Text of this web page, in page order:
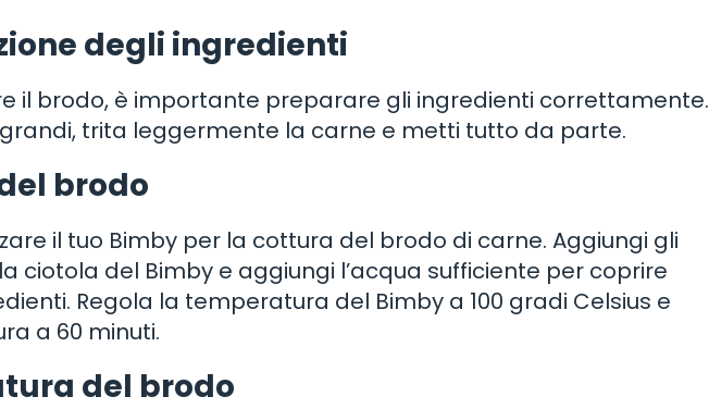
degli ingredienti
il brodo, è importante preparare gli ingredienti correttamente.
grandi, trita leggermente la carne e metti tutto da parte.
brodo
il tuo Bimby per la cottura del brodo di carne. Aggiungi gli
ciotola del Bimby e aggiungi l’acqua sufficiente per coprire
Regola la temperatura del Bimby a 100 gradi Celsius e
a 60 minuti.
del brodo